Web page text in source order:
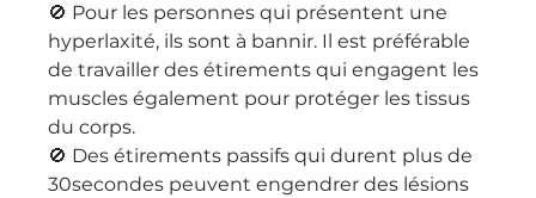
🚫 Pour les personnes qui présentent une
hyperlaxité, ils sont à bannir. Il est préférable
de travailler des étirements qui engagent les
muscles également pour protéger les tissus
du corps.
🚫 Des étirements passifs qui durent plus de
30secondes peuvent engendrer des lésions